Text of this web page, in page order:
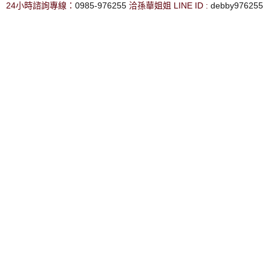
24小時諮詢專線： 0985-976255 洽孫華姐姐 LINE ID : debby976255